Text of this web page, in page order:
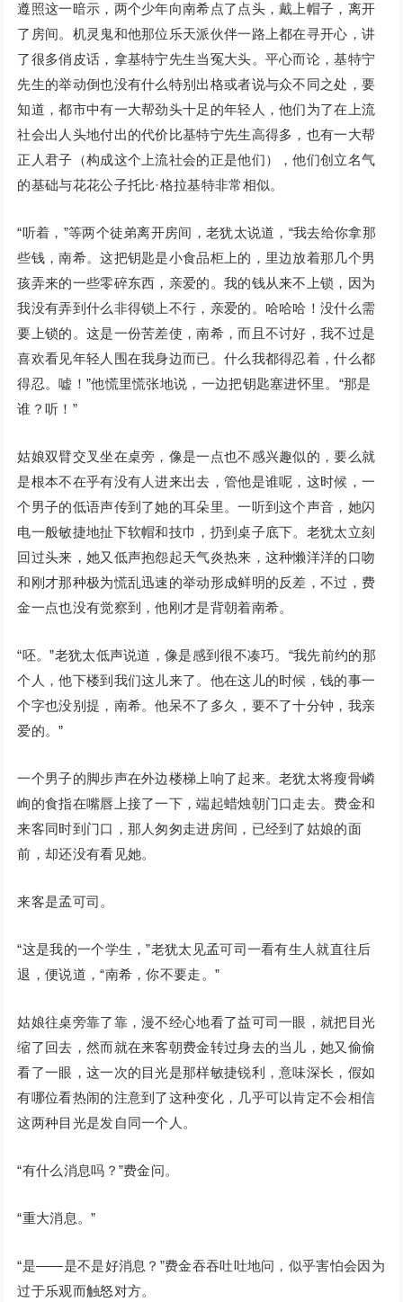
遵照这一暗示，两个少年向南希点了点头，戴上帽子，离开
了房间。机灵鬼和他那位乐天派伙伴一路上都在寻开心，讲
了很多俏皮话，拿基特宁先生当冤大头。平心而论，基特宁
先生的举动倒也没有什么特别出格或者说与众不同之处，要
知道，都市中有一大帮劲头十足的年轻人，他们为了在上流
社会出人头地付出的代价比基特宁先生高得多，也有一大帮
正人君子（构成这个上流社会的正是他们），他们创立名气
的基础与花花公子托比·格拉基特非常相似。
“听着，”等两个徒弟离开房间，老犹太说道，“我去给你拿那
些钱，南希。这把钥匙是小食品柜上的，里边放着那几个男
孩弄来的一些零碎东西，亲爱的。我的钱从来不上锁，因为
我没有弄到什么非得锁上不行，亲爱的。哈哈哈！没什么需
要上锁的。这是一份苦差使，南希，而且不讨好，我不过是
喜欢看见年轻人围在我身边而已。什么我都得忍着，什么都
得忍。嘘！”他慌里慌张地说，一边把钥匙塞进怀里。“那是
谁？听！”
姑娘双臂交叉坐在桌旁，像是一点也不感兴趣似的，要么就
是根本不在乎有没有人进来出去，管他是谁呢，这时候，一
个男子的低语声传到了她的耳朵里。一听到这个声音，她闪
电一般敏捷地扯下软帽和技巾，扔到桌子底下。老犹太立刻
回过头来，她又低声抱怨起天气炎热来，这种懒洋洋的口吻
和刚才那种极为慌乱迅速的举动形成鲜明的反差，不过，费
金一点也没有觉察到，他刚才是背朝着南希。
“呸。”老犹太低声说道，像是感到很不凑巧。“我先前约的那
个人，他下楼到我们这儿来了。他在这儿的时候，钱的事一
个字也没别提，南希。他呆不了多久，要不了十分钟，我亲
爱的。”
一个男子的脚步声在外边楼梯上响了起来。老犹太将瘦骨嶙
峋的食指在嘴唇上接了一下，端起蜡烛朝门口走去。费金和
来客同时到门口，那人匆匆走进房间，已经到了姑娘的面
前，却还没有看见她。
来客是孟可司。
“这是我的一个学生，”老犹太见孟可司一看有生人就直往后
退，便说道，“南希，你不要走。”
姑娘往桌旁靠了靠，漫不经心地看了益可司一眼，就把目光
缩了回去，然而就在来客朝费金转过身去的当儿，她又偷偷
看了一眼，这一次的目光是那样敏捷锐利，意味深长，假如
有哪位看热闹的注意到了这种变化，几乎可以肯定不会相信
这两种目光是发自同一个人。
“有什么消息吗？”费金问。
“重大消息。”
“是——是不是好消息？”费金吞吞吐吐地问，似乎害怕会因为
过于乐观而触怒对方。